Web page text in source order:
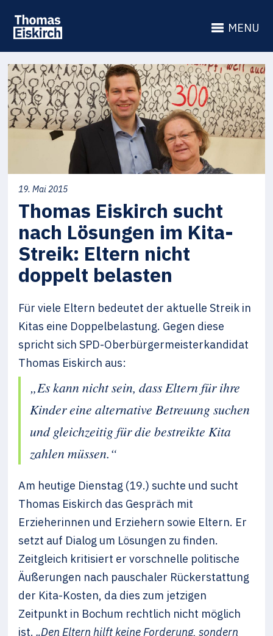
MENU
19. Mai 2015
Thomas Eiskirch sucht
nach Lösungen im Kita-
Streik: Eltern nicht
doppelt belasten
Für viele Eltern bedeutet der aktuelle Streik in
Kitas eine Doppelbelastung. Gegen diese
spricht sich SPD-Oberbürgermeisterkandidat
Thomas Eiskirch aus:
„Es kann nicht sein, dass Eltern für ihre
Kinder eine alternative Betreuung suchen
und gleichzeitig für die bestreikte Kita
zahlen müssen.“
Am heutige Dienstag (19.) suchte und sucht
Thomas Eiskirch das Gespräch mit
Erzieherinnen und Erziehern sowie Eltern. Er
setzt auf Dialog um Lösungen zu finden.
Zeitgleich kritisiert er vorschnelle politische
Äußerungen nach pauschaler Rückerstattung
der Kita-Kosten, da dies zum jetzigen
Zeitpunkt in Bochum rechtlich nicht möglich
ist.„Den Eltern hilft keine Forderung, sondern